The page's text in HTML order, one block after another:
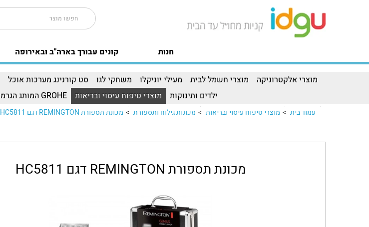
קונים עבורך בארה"ב ובאירופה חנות
מוצרי אלקטרוניקה מוצרי חשמל לבית מעילי יוניקלו משחקי לגו סט קורנינג מערכות אוכל
ילדים ותינוקות
מוצרי טיפוח עיסוי ובריאות GROHE המותג הגרמני המוביל
עמוד בית > מוצרי טיפוח עיסוי ובריאות > מכונות גילוח ותספורת > מכונת תספורת REMINGTON דגם HC5811
מכונת תספורת REMINGTON דגם HC5811